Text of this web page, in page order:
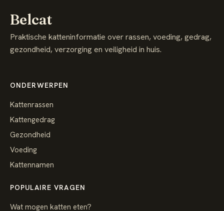
Belcat
Praktische katteninformatie over rassen, voeding, gedrag,
gezondheid, verzorging en veiligheid in huis.
ONDERWERPEN
Kattenrassen
Kattengedrag
Gezondheid
Voeding
Kattennamen
POPULAIRE VRAGEN
Wat mogen katten eten?